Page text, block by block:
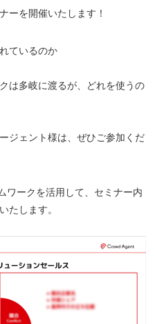
ーを開催いたします！
ているのか
は多岐に渡るが、どれを使うの
ジェント様は、ぜひご参加くだ
ワークを活用して、セミナー内
たします。